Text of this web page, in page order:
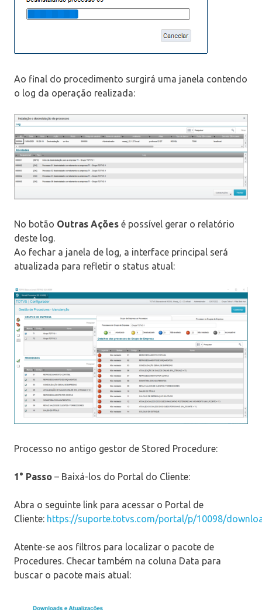
Ao final do procedimento surgirá uma janela contendo
o log da operação realizada:
No botão Outras Ações é possível gerar o relatório
deste log.
Ao fechar a janela de log, a interface principal será
atualizada para refletir o status atual:
Processo no antigo gestor de Stored Procedure:
1° Passo – Baixá-los do Portal do Cliente:
Abra o seguinte link para acessar o Portal de
Cliente: https://suporte.totvs.com/portal/p/10098/
Atente-se aos filtros para localizar o pacote de
Procedures. Checar também na coluna Data para
buscar o pacote mais atual: